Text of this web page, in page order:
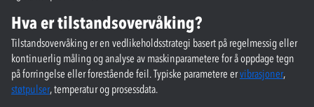
Hva er tilstandsovervåking?
Tilstandsovervåking er en vedlikeholdsstrategi basert på regelmessig eller
kontinuerlig måling og analyse av maskinparametere for å oppdage tegn
på forringelse eller forestående feil. Typiske parametere ervibrasjoner,
støtpulser, temperatur og prosessdata.